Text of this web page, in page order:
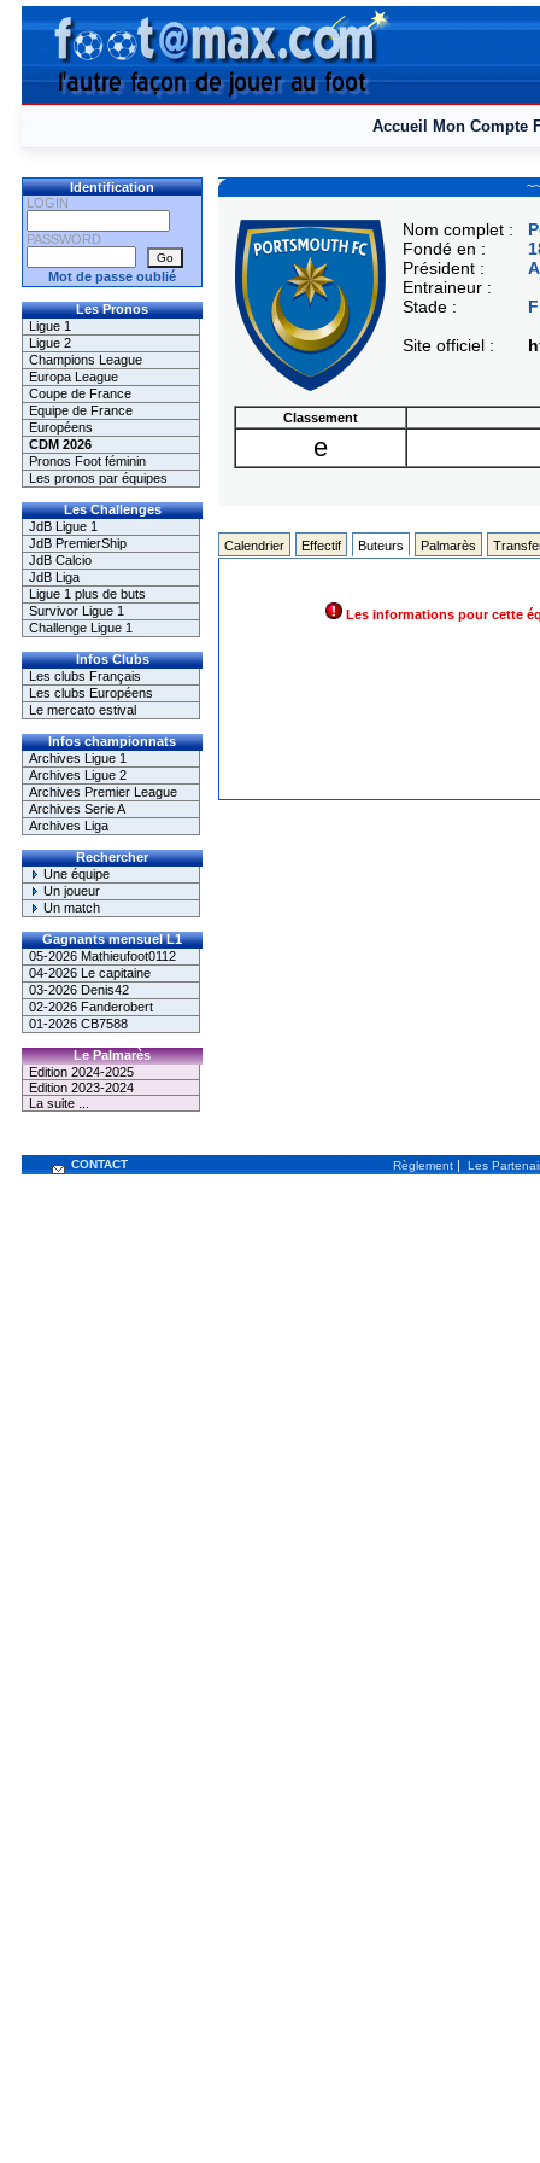
Accueil Mon Compte
Identification
LOGIN
PASSWORD
Mot de passe oublié
Les Pronos
Ligue 1
Ligue 2
Champions League
Europa League
Coupe de France
Equipe de France
Européens
CDM 2026
Pronos Foot féminin
Les pronos par équipes
Les Challenges
JdB Ligue 1
JdB PremierShip
JdB Calcio
JdB Liga
Ligue 1 plus de buts
Survivor Ligue 1
Challenge Ligue 1
Infos Clubs
Les clubs Français
Les clubs Européens
Le mercato estival
Infos championnats
Archives Ligue 1
Archives Ligue 2
Archives Premier League
Archives Serie A
Archives Liga
Rechercher
Une équipe
Un joueur
Un match
Gagnants mensuel L1
05-2026 Mathieufoot0112
04-2026 Le capitaine
03-2026 Denis42
02-2026 Fanderobert
01-2026 CB7588
Le Palmarès
Edition 2024-2025
Edition 2023-2024
La suite ...
Nom complet :
Fondé en :
Président :
Entraineur :
Stade :
Site officiel :
Classement
e
Calendrier Effectif Buteurs Palmarès
Les informations pour cette
CONTACT Règlement | Les